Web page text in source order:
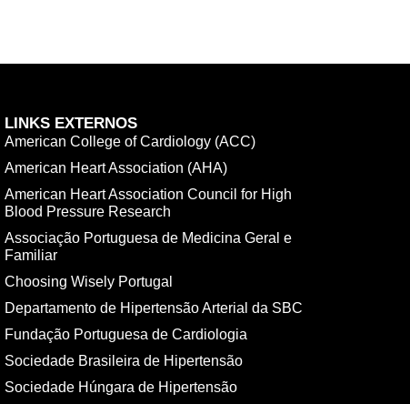
LINKS EXTERNOS
American College of Cardiology (ACC)
American Heart Association (AHA)
American Heart Association Council for High
Blood Pressure Research
Associação Portuguesa de Medicina Geral e
Familiar
Choosing Wisely Portugal
Departamento de Hipertensão Arterial da SBC
Fundação Portuguesa de Cardiologia
Sociedade Brasileira de Hipertensão
Sociedade Húngara de Hipertensão